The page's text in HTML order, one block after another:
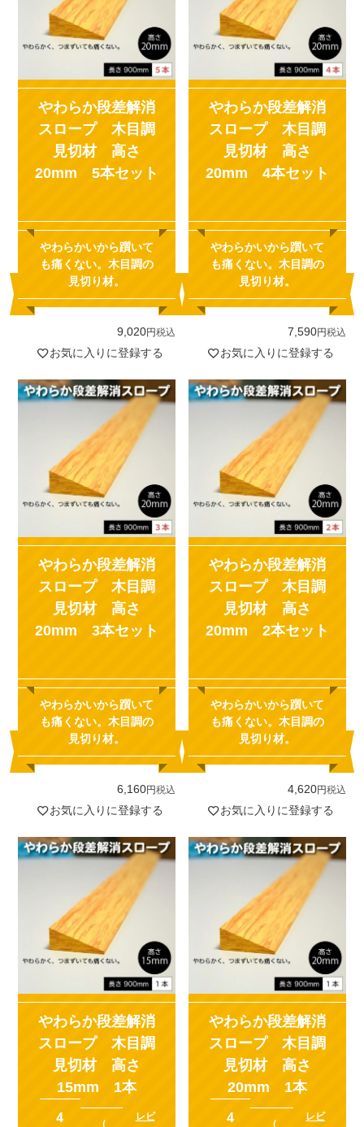
やわらかいから躓いて
も痛くない。木目調の
見切り材。
やわらか段差解消
スロープ 木目調
見切材 高さ
20mm 5本セット
9,020 税込
お気に入りに登録する
やわらかいから躓いて
も痛くない。木目調の
見切り材。
やわらか段差解消
スロープ 木目調
見切材 高さ
20mm 4本セット
7,590 税込
お気に入りに登録する
やわらかいから躓いて
も痛くない。木目調の
見切り材。
やわらか段差解消
スロープ 木目調
見切材 高さ
20mm 3本セット
6,160 税込
お気に入りに登録する
やわらかいから躓いて
も痛くない。木目調の
見切り材。
やわらか段差解消
スロープ 木目調
見切材 高さ
20mm 2本セット
4,620 税込
お気に入りに登録する
やわらか段差解消
スロープ 木目調
見切材 高さ
15mm 1本
4 （
レビ
やわらか段差解消
スロープ 木目調
見切材 高さ
20mm 1本
4 （
レビ